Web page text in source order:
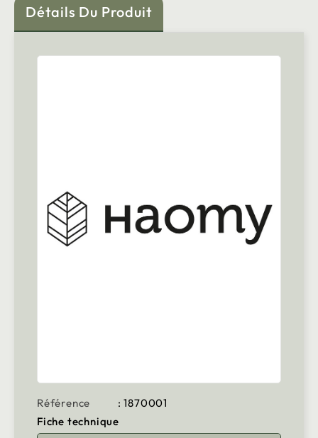
Détails Du Produit
Référence
: 1870001
Fiche technique